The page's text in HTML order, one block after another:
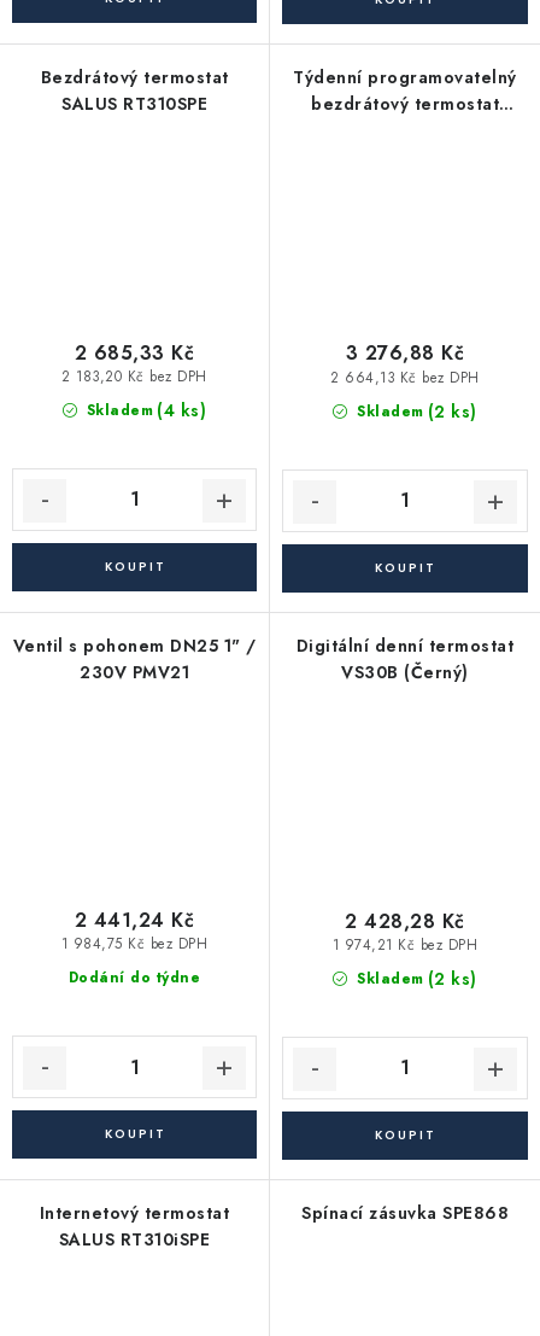
Bezdrátový termostat
SALUS RT310SPE
Skladem (4 ks)
2 183,20 Kč bez DPH
2 685,33 Kč
Týdenní programovatelný
bezdrátový termostat
Skladem (2 ks)
2 664,13 Kč bez DPH
3 276,88 Kč
Ventil s pohonem DN25 1" /
230V PMV21
Dodání do týdne
1 984,75 Kč bez DPH
2 441,24 Kč
Digitální denní termostat
VS30B (Černý)
Skladem (2 ks)
1 974,21 Kč bez DPH
2 428,28 Kč
Internetový termostat
SALUS RT310iSPE
Spínací zásuvka SPE868